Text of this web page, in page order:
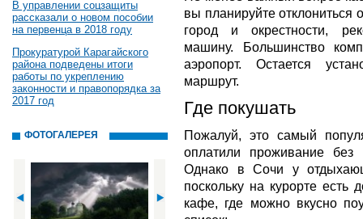
В управлении соцзащиты
рассказали о новом пособии
на первенца в 2018 году
Прокуратурой Карагайского
района подведены итоги
работы по укреплению
законности и правопорядка за
2017 год
ФОТОГАЛЕРЕЯ
вы планируйте отклониться
город и окрестности,
машину. Большинство
аэропорт. Остается
маршрут.
Где покушать
Пожалуй, это самый
оплатили проживание без
Однако в Сочи у
поскольку на курорте есть
кафе, где можно вкусно